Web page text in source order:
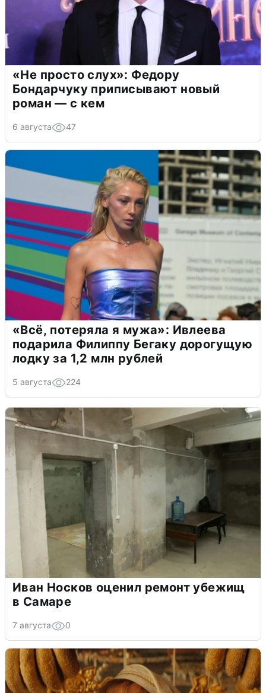
«Не просто слух»: Федору
Бондарчуку приписывают новый
роман — с кем
6 августа 47
«Всё, потеряла я мужа»: Ивлеева
подарила Филиппу Бегаку дорогущую
лодку за 1,2 млн рублей
5 августа 224
Иван Носков оценил ремонт убежищ
в Самаре
7 августа 0